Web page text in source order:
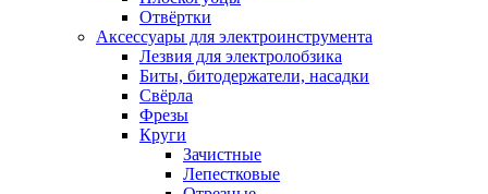
Отвёртки
Аксессуары для электроинструмента
Лезвия для электролобзика
Биты, битодержатели, насадки
Свёрла
Фрезы
Круги
Зачистные
Лепестковые